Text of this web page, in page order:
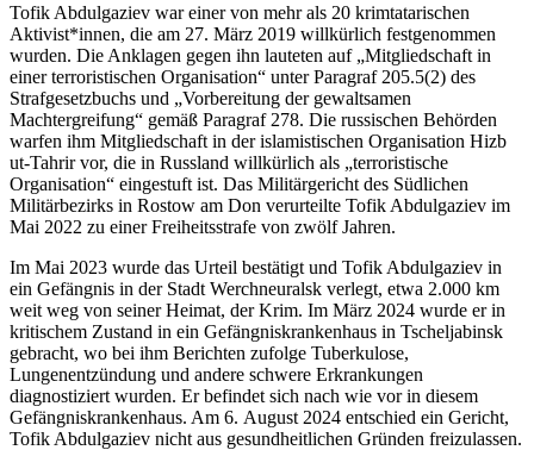
Tofik Abdulgaziev war einer von mehr als 20 krimtatarischen
Aktivist*innen, die am 27. März 2019 willkürlich festgenommen
wurden. Die Anklagen gegen ihn lauteten auf „Mitgliedschaft in
einer terroristischen Organisation“ unter Paragraf 205.5(2) des
Strafgesetzbuchs und „Vorbereitung der gewaltsamen
Machtergreifung“ gemäß Paragraf 278. Die russischen Behörden
warfen ihm Mitgliedschaft in der islamistischen Organisation Hizb
ut-Tahrir vor, die in Russland willkürlich als „terroristische
Organisation“ eingestuft ist. Das Militärgericht des Südlichen
Militärbezirks in Rostow am Don verurteilte Tofik Abdulgaziev im
Mai 2022 zu einer Freiheitsstrafe von zwölf Jahren.
Im Mai 2023 wurde das Urteil bestätigt und Tofik Abdulgaziev in
ein Gefängnis in der Stadt Werchneuralsk verlegt, etwa 2.000 km
weit weg von seiner Heimat, der Krim. Im März 2024 wurde er in
kritischem Zustand in ein Gefängniskrankenhaus in Tscheljabinsk
gebracht, wo bei ihm Berichten zufolge Tuberkulose,
Lungenentzündung und andere schwere Erkrankungen
diagnostiziert wurden. Er befindet sich nach wie vor in diesem
Gefängniskrankenhaus. Am 6. August 2024 entschied ein Gericht,
Tofik Abdulgaziev nicht aus gesundheitlichen Gründen freizulassen.